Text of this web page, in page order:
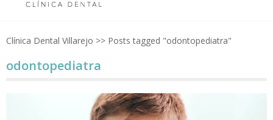
Clínica Dental Villarejo >> Posts tagged "odontopediatra"
odontopediatra